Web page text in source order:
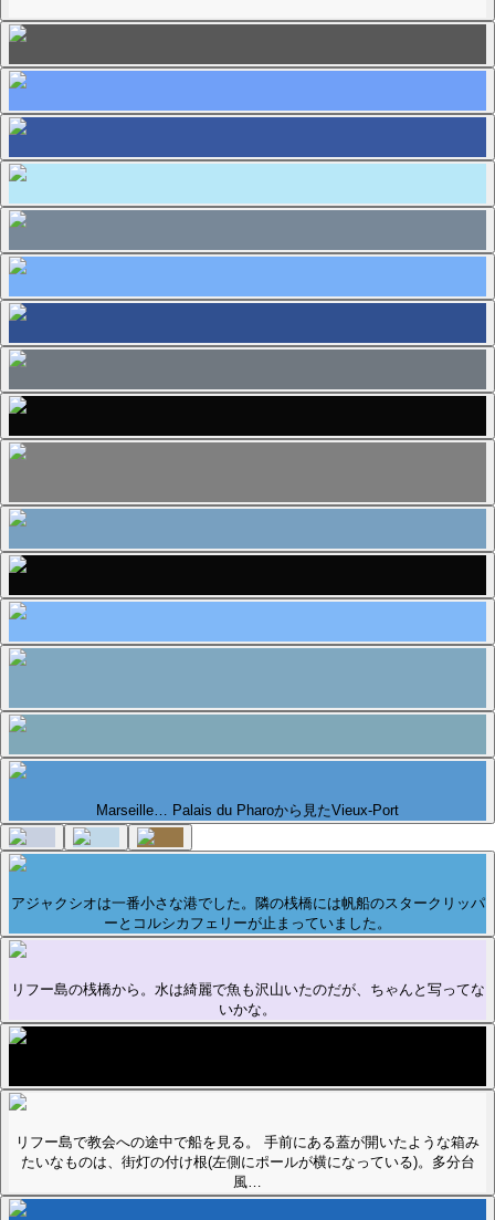
Marseille… Palais du Pharoから見たVieux-Port
アジャクシオは一番小さな港でした。隣の桟橋には帆船のスタークリッパ
ーとコルシカフェリーが止まっていました。
リフー島の桟橋から。水は綺麗で魚も沢山いたのだが、ちゃんと写ってな
いかな。
リフー島で教会への途中で船を見る。 手前にある蓋が開いたような箱み
たいなものは、街灯の付け根(左側にポールが横になっている)。多分台
風…